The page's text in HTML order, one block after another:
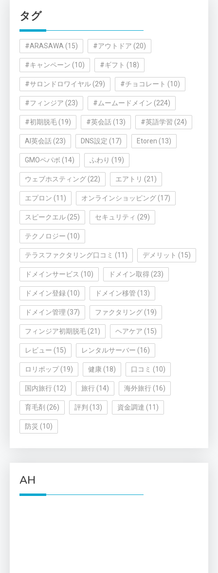
ー
タグ
#ARASAWA (15) #アウトドア (20)
#キャンペーン (10) #ギフト (18)
#サロンドロワイヤル (29) #チョコレート (10)
#フィンジア (23) #ムームードメイン (224)
#初期脱毛 (19) #英会話 (13) #英語学習 (24)
AI英会話 (23) DNS設定 (17) Etoren (13)
GMOペパボ (14) ふわり (19)
ウェブホスティング (22) エアトリ (21)
エプロン (11) オンラインショッピング (17)
スピークエル (25) セキュリティ (29)
テクノロジー (10)
テラスファクタリング口コミ (11) デメリット (15)
ドメインサービス (10) ドメイン取得 (23)
ドメイン登録 (10) ドメイン移管 (13)
ドメイン管理 (37) ファクタリング (19)
フィンジア初期脱毛 (21) ヘアケア (15)
レビュー (15) レンタルサーバー (16)
ロリポップ(19) 健康 (18) 口コミ (10)
国内旅行 (12) 旅行 (14) 海外旅行 (16)
育毛剤 (26) 評判 (13) 資金調達 (11)
防災 (10)
AH